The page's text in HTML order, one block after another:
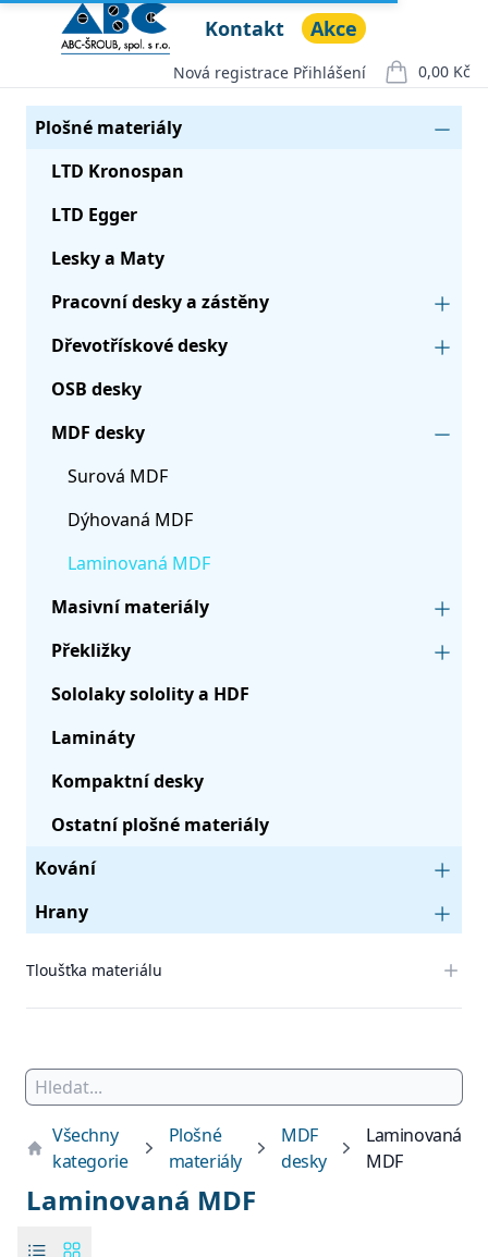
Open menu
ABC ŠROUB, spol. s r.o.Kontakt Akce
Nová registrace Přihlášení 0,00 Kč
položek v
Seznam produktů
Kategorie
Plošné materiály
LTD Kronospan
LTD Egger
Lesky a Maty
Pracovní desky a zástěny
Dřevotřískové desky
OSB desky
MDF desky
Surová MDF
Dýhovaná MDF
Laminovaná MDF
Masivní materiály
Překližky
Sololaky sololity a HDF
Lamináty
Kompaktní desky
Ostatní plošné materiály
Kování
Hrany
Tloušťka materiálu
Všechny
kategorie
Plošné
materiály
MDF
desky
Laminovaná
MDF
Laminovaná MDF